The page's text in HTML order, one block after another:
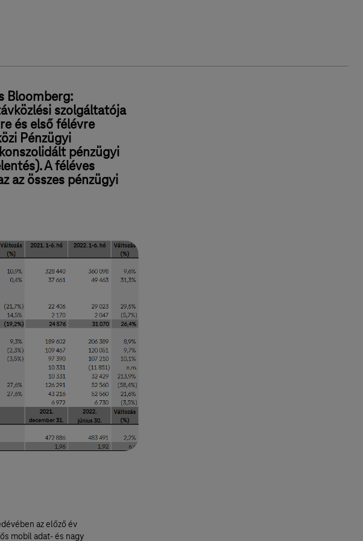
Bloomberg:
szolgáltatója
és első félévre
Pénzügyi
pénzügyi
A féléves
az összes pénzügyi
az előző év
mobil adat- és nagy